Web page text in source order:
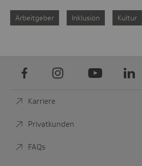
Arbeitgeber Inklusion Kultur
Facebook Instagram
Youtube
Karriere
Privatkunden
FAQs